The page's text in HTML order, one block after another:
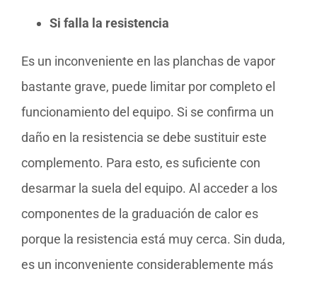
Si falla la resistencia
Es un inconveniente en las planchas de vapor
bastante grave, puede limitar por completo el
funcionamiento del equipo. Si se confirma un
daño en la resistencia se debe sustituir este
complemento. Para esto, es suficiente con
desarmar la suela del equipo. Al acceder a los
componentes de la graduación de calor es
porque la resistencia está muy cerca. Sin duda,
es un inconveniente considerablemente más